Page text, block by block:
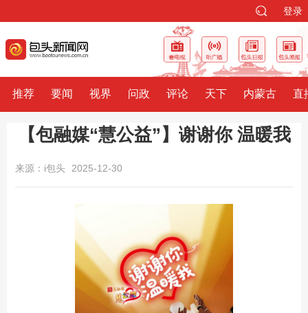
登录
推荐 要闻 视界 问政 评论 天下 内蒙古 直
【包融媒“慧公益”】谢谢你 温暖我
来源：i包头 2025-12-30